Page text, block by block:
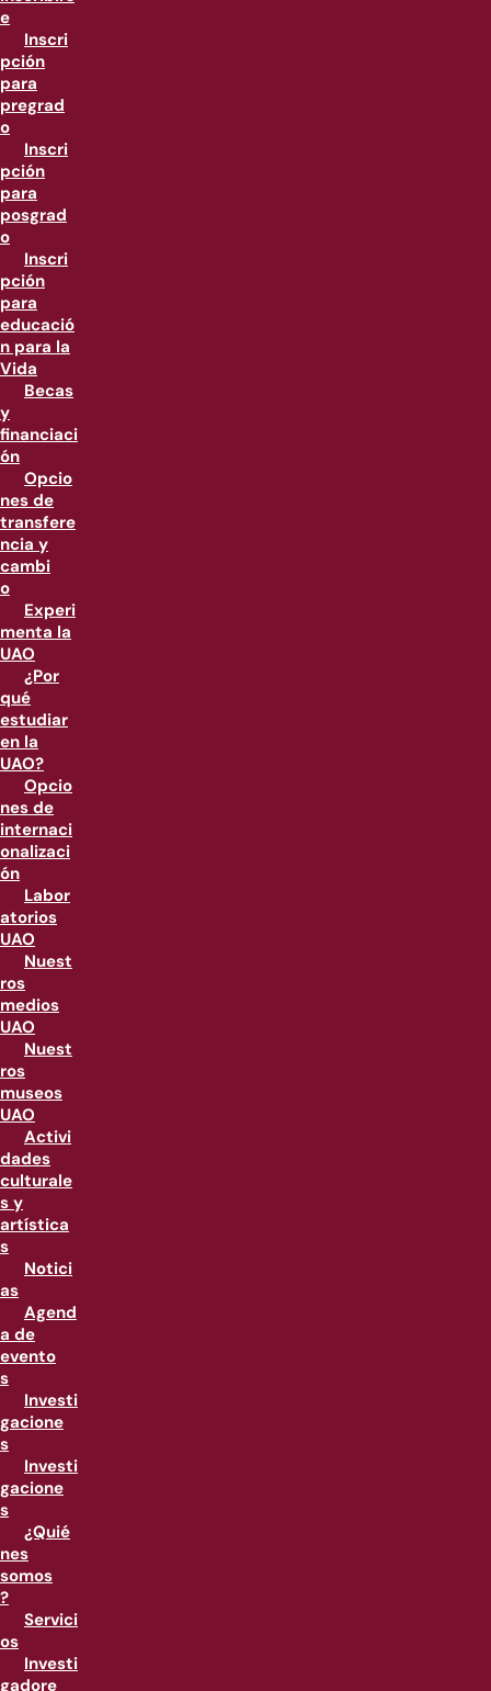
e
Inscri
pción
para
pregrad
o
Inscri
pción
para
posgrad
o
Inscri
pción
para
educació
n para la
Vida
Becas
y
financiaci
ón
Opcio
nes de
transfere
ncia y
cambi
o
Experi
menta la
UAO
¿Por
qué
estudiar
en la
UAO?
Opcio
nes de
internaci
onalizaci
ón
Labor
atorios
UAO
Nuest
ros
medios
UAO
Nuest
ros
museos
UAO
Activi
dades
culturale
s y
artística
s
Notici
as
Agend
a de
evento
s
Investi
gacione
s
Investi
gacione
s
¿Quié
nes
somos
?
Servici
os
Investi
gadore